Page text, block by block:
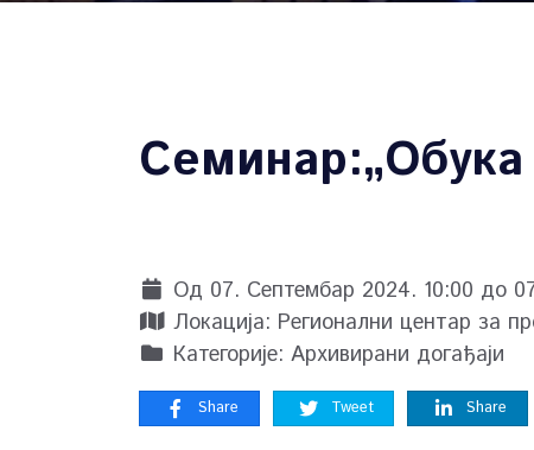
Семинар:„Обука
Од 07. Септембар 2024. 10:00 до
Локација: Регионални центар за
Категорије: Архивирани догађаји
Share Tweet Share